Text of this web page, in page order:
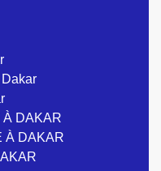
À DAKAR
À DAKAR